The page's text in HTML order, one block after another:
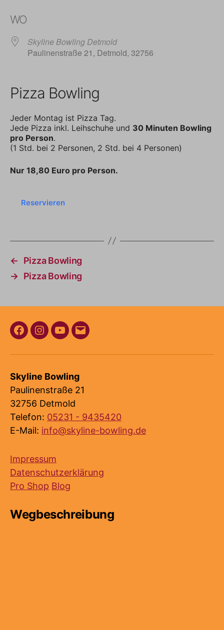
WO
Skyline Bowling Detmold
Paulinenstraße 21, Detmold, 32756
Pizza Bowling
Jeder Montag ist Pizza Tag.
Jede Pizza inkl. Leihschuhe und 30 Minuten Bowling
pro Person.
(1 Std. bei 2 Personen, 2 Std. bei 4 Personen)
Nur 18,80 Euro pro Person.
Reservieren
←
Pizza Bowling
→ Pizza Bowling
FacebookInstagram
Youtube
E-
Skyline Bowling
Paulinenstraße 21
32756 Detmold
Telefon: 05231 - 9435420
E-Mail: info@skyline-bowling.de
Impressum
Datenschutzerklärung
Pro Shop Blog
Wegbeschreibung